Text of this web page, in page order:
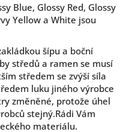
Blue, Glossy Red, Glossy
Yellow a White jsou
šípu a boční
středů a ramen se musí
středem se zvýší síla
luku jiného výrobce
změněné, protože úhel
stejný.Rádi Vám
materiálu.